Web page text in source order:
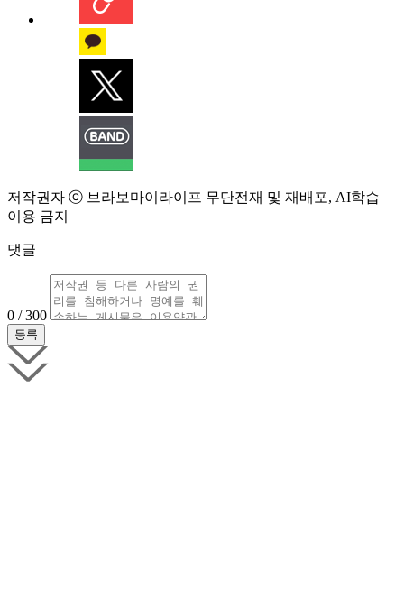
저작권자 ⓒ 브라보마이라이프 무단전재 및 재배포, AI학습
이용 금지
댓글
0 / 300